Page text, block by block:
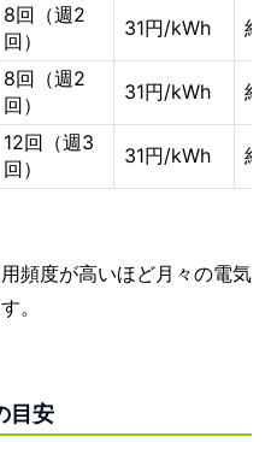
8回（週2
回）
31円/kWh 約
8回（週2
回）
31円/kWh 約
12回（週3
回）
31円/kWh 約
頻度が高いほど月々の電気
。
目安